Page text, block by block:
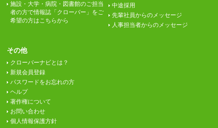
施設・大学・病院・図書館のご担当
者の方で情報誌「クローバー」をご
希望の方はこちらから
中途採用
先輩社員からのメッセージ
人事担当者からのメッセージ
その他
クローバーナビとは？
新規会員登録
パスワードをお忘れの方
ヘルプ
著作権について
お問い合わせ
個人情報保護方針